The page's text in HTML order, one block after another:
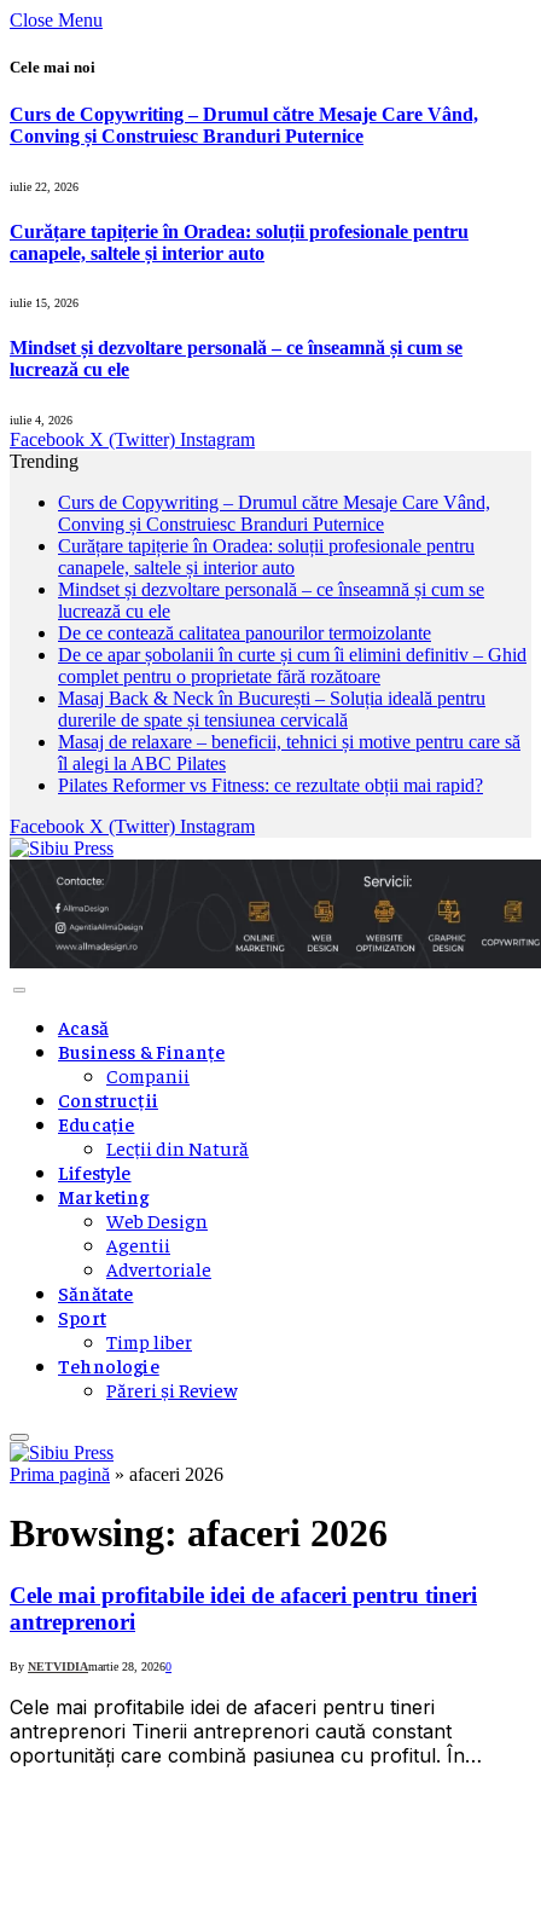
Close Menu
Cele mai noi
Curs de Copywriting – Drumul către Mesaje Care Vând,
Conving și Construiesc Branduri Puternice
iulie 22, 2026
Curățare tapițerie în Oradea: soluții profesionale pentru
canapele, saltele și interior auto
iulie 15, 2026
Mindset și dezvoltare personală – ce înseamnă și cum se
lucrează cu ele
iulie 4, 2026
Facebook X (Twitter) Instagram
Trending
Curs de Copywriting – Drumul către Mesaje Care Vând,
Conving și Construiesc Branduri Puternice
Curățare tapițerie în Oradea: soluții profesionale pentru
canapele, saltele și interior auto
Mindset și dezvoltare personală – ce înseamnă și cum se
lucrează cu ele
De ce contează calitatea panourilor termoizolante
De ce apar șobolanii în curte și cum îi elimini definitiv – Ghid
complet pentru o proprietate fără rozătoare
Masaj Back & Neck în București – Soluția ideală pentru
durerile de spate și tensiunea cervicală
Masaj de relaxare – beneficii, tehnici și motive pentru care să
îl alegi la ABC Pilates
Pilates Reformer vs Fitness: ce rezultate obții mai rapid?
Facebook X (Twitter) Instagram
Acasă
Business & Finanțe
Companii
Construcții
Educație
Lecții din Natură
Lifestyle
Marketing
Web Design
Agentii
Advertoriale
Sănătate
Sport
Timp liber
Tehnologie
Păreri și Review
Prima pagină » afaceri 2026
Browsing: afaceri 2026
Cele mai profitabile idei de afaceri pentru tineri
antreprenori
By NETVIDIAmartie 28, 20260
Cele mai profitabile idei de afaceri pentru tineri
antreprenori Tinerii antreprenori caută constant
oportunități care combină pasiunea cu profitul. În…